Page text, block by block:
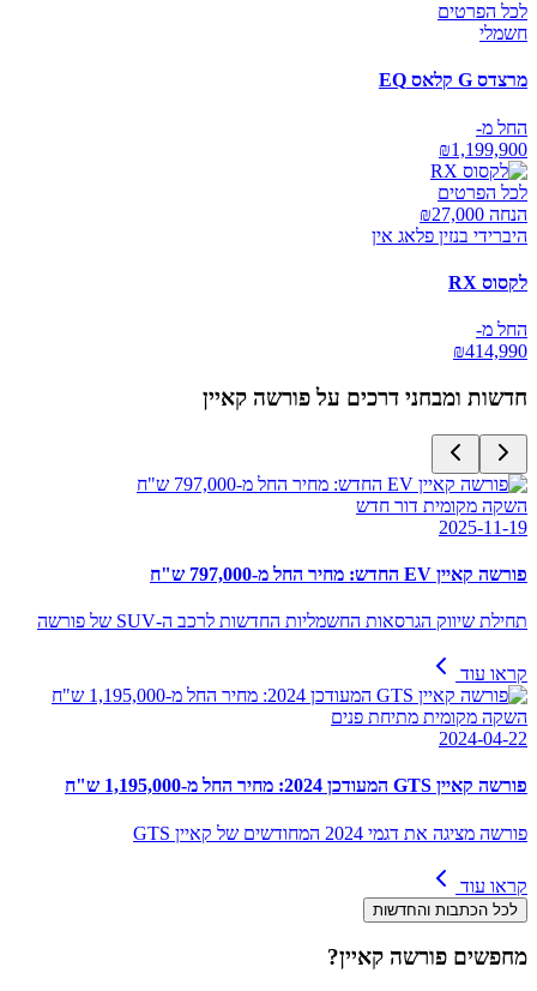
לכל הפרטים
חשמלי
מרצדס G קלאס EQ
החל מ-
₪1,199,900
לכל הפרטים
הנחה ₪ 27,000
היברידי בנזין פלאג אין
לקסוס RX
החל מ-
₪414,990
חדשות ומבחני דרכים על פורשה קאיין
השקה מקומית דור חדש
2025-11-19
פורשה קאיין EV החדש: מחיר החל מ-797,000 ש"ח
תחילת שיווק הגרסאות החשמליות החדשות לרכב ה-SUV של פורשה
קראו עוד
השקה מקומית מתיחת פנים
2024-04-22
פורשה קאיין GTS המעודכן 2024: מחיר החל מ-1,195,000 ש"ח
פורשה מציגה את דגמי 2024 המחודשים של קאיין GTS
קראו עוד
לכל הכתבות והחדשות
מחפשים פורשה קאיין?